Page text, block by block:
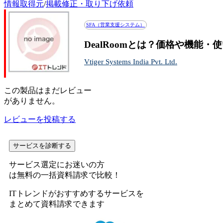
情報取得元/掲載修正・取り下げ依頼
SFA（営業支援システム）
DealRoomとは？価格や機能・
Vtiger Systems India Pvt. Ltd.
この製品はまだレビュー
がありません。
レビューを投稿する
サービスを診断する
サービス選定にお迷いの方
は無料の一括資料請求で比較！
ITトレンドがおすすめするサービスを
まとめて資料請求できます